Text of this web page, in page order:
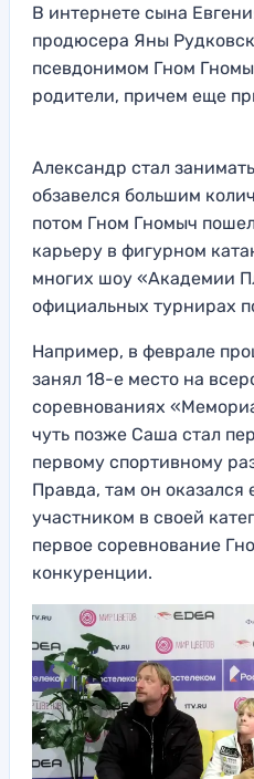
В интернете сына
продюсера Яны
псевдонимом Гном
родители, причем еще
Александр стал
обзавелся большим
потом Гном Гномыч
карьеру в фигурном
многих шоу «Академии
официальных турнирах
Например, в феврале
занял 18-е место на
соревнованиях
чуть позже Саша стал
первому спортивному
Правда, там он
участником в своей
первое соревнование
конкуренции.